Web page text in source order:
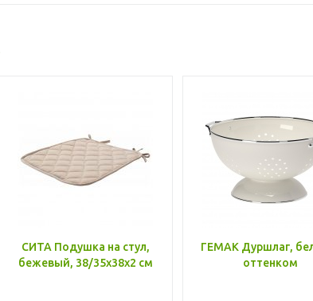
СИТА Подушка на стул,
бежевый, 38/35x38x2 см
ГЕМАК Дуршлаг,
оттенком